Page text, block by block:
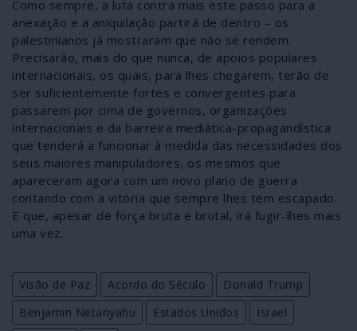
Como sempre, a luta contra mais este passo para a
anexação e a aniquilação partirá de dentro – os
palestinianos já mostraram que não se rendem.
Precisarão, mais do que nunca, de apoios populares
internacionais, os quais, para lhes chegarem, terão de
ser suficientemente fortes e convergentes para
passarem por cima de governos, organizações
internacionais e da barreira mediática-propagandística
que tenderá a funcionar à medida das necessidades dos
seus maiores manipuladores, os mesmos que
apareceram agora com um novo plano de guerra
contando com a vitória que sempre lhes tem escapado.
E que, apesar de força bruta e brutal, irá fugir-lhes mais
uma vez.
Visão de Paz Acordo do Século
Donald Trump
Benjamin Netanyahu
Estados Unidos
Israel